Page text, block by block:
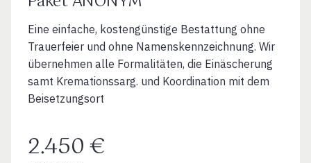
Eine einfache, kostengünstige Bestattung ohne
Trauerfeier und ohne Namenskennzeichnung. Wir
übernehmen alle Formalitäten, die Einäscherung
samt Kremationssarg. und Koordination mit dem
Beisetzungsort
2.450 €